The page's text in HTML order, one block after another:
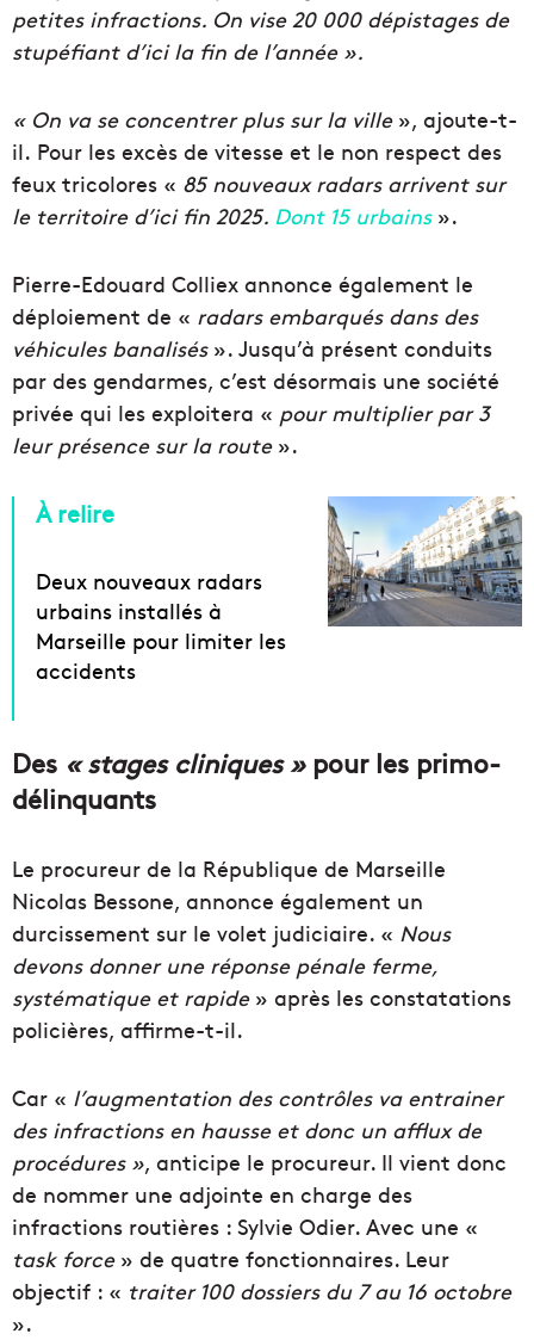
petites infractions. On vise 20 000 dépistages de
stupéfiant d’ici la fin de l’année ».
« On va se concentrer plus sur la ville», ajoute-t-
il. Pour les excès de vitesse et le non respect des
feux tricolores « 85 nouveaux radars arrivent sur
le territoire d’ici fin 2025. Dont 15 urbains ».
Pierre-Edouard Colliex annonce également le
déploiement de « radars embarqués dans des
véhicules banalisés». Jusqu’à présent conduits
par des gendarmes, c’est désormais une société
privée qui les exploitera « pour multiplier par 3
leur présence sur la route».
À relire
Deux nouveaux radars
urbains installés à
Marseille pour limiter les
accidents
Des « stages cliniques » pour les primo-
délinquants
Le procureur de la République de Marseille
Nicolas Bessone, annonce également un
durcissement sur le volet judiciaire. « Nous
devons donner une réponse pénale ferme,
systématique et rapide» après les constatations
policières, affirme-t-il.
Car « l’augmentation des contrôles va entrainer
des infractions en hausse et donc un afflux de
procédures », anticipe le procureur. Il vient donc
de nommer une adjointe en charge des
infractions routières : Sylvie Odier. Avec une «
task force» de quatre fonctionnaires. Leur
objectif : « traiter 100 dossiers du 7 au 16 octobre
».